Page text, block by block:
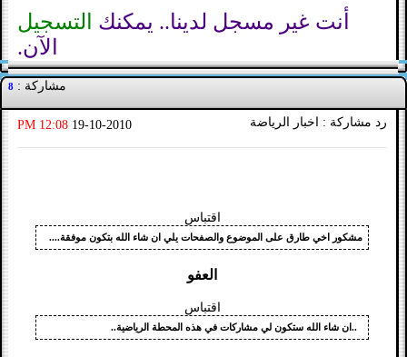
أنت غير مسجل لدينا.. يمكنك
التسجيل
الآن.
مشاركة : 8
رد مشاركة : اخبار الرياضة 19-10-2010
12:08 PM
اقتباس
مشكور اخي طارق على الموضوع والصفحات يلي ان شاء الله بتكون موفقة....
العفو
اقتباس
..ان شاء الله ستكون لي مشاركات في هذه المحطة الرياضية..